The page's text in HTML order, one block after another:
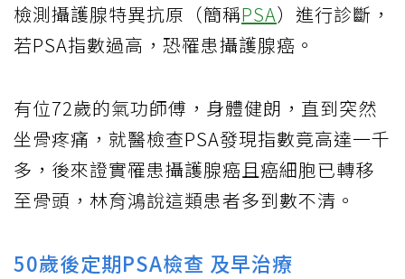
檢測攝護腺特異抗原（簡稱PSA）進行診斷，
若PSA指數過高，恐罹患攝護腺癌。
有位72歲的氣功師傅，身體健朗，直到突然
坐骨疼痛，就醫檢查PSA發現指數竟高達一千
多，後來證實罹患攝護腺癌且癌細胞已轉移
至骨頭，林育鴻說這類患者多到數不清。
50歲後定期PSA檢查 及早治療